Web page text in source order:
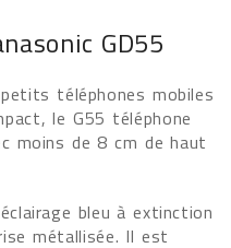
GD55
téléphones mobiles
le G55 téléphone
moins de 8 cm de haut
bleu à extinction
métallisée. Il est